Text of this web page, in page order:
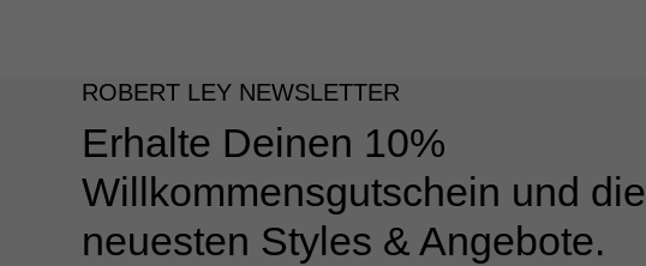
ROBERT LEY NEWSLETTER
Erhalte Deinen 10%
Willkommensgutschein und die
neuesten Styles & Angebote.